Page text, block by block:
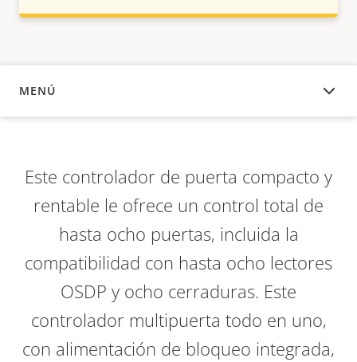
MENÚ
DESCRIPCIÓN
Este controlador de puerta compacto y
rentable le ofrece un control total de
hasta ocho puertas, incluida la
compatibilidad con hasta ocho lectores
OSDP y ocho cerraduras. Este
controlador multipuerta todo en uno,
con alimentación de bloqueo integrada,